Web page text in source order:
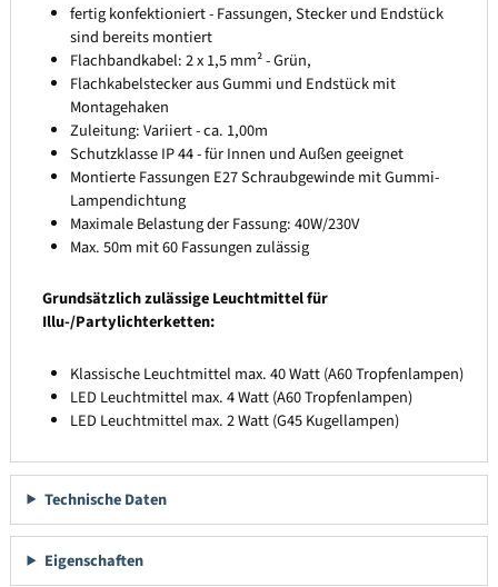
fertig konfektioniert - Fassungen, Stecker und Endstück
sind bereits montiert
Flachbandkabel: 2 x 1,5 mm² - Grün,
Flachkabelstecker aus Gummi und Endstück mit
Montagehaken
Zuleitung: Variiert - ca. 1,00m
Schutzklasse IP 44 - für Innen und Außen geeignet
Montierte Fassungen E27 Schraubgewinde mit Gummi-
Lampendichtung
Maximale Belastung der Fassung: 40W/230V
Max. 50m mit 60 Fassungen zulässig
Grundsätzlich zulässige Leuchtmittel für
Illu-/Partylichterketten:
Klassische Leuchtmittel max. 40 Watt (A60 Tropfenlampen)
LED Leuchtmittel max. 4 Watt (A60 Tropfenlampen)
LED Leuchtmittel max. 2 Watt (G45 Kugellampen)
Technische Daten
Eigenschaften